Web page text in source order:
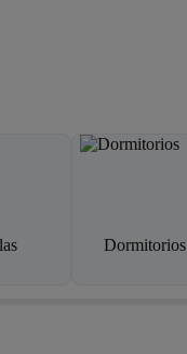
Dormitorios